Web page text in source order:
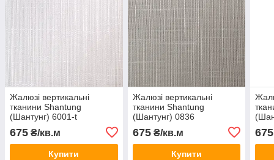
Жалюзі вертикальні
тканини Shantung
(Шантунг) 6001-t
675 ₴/кв.м
Купити
Жалюзі вертикальні
тканини Shantung
(Шантунг) 0836
675₴/кв.м
Купити
675